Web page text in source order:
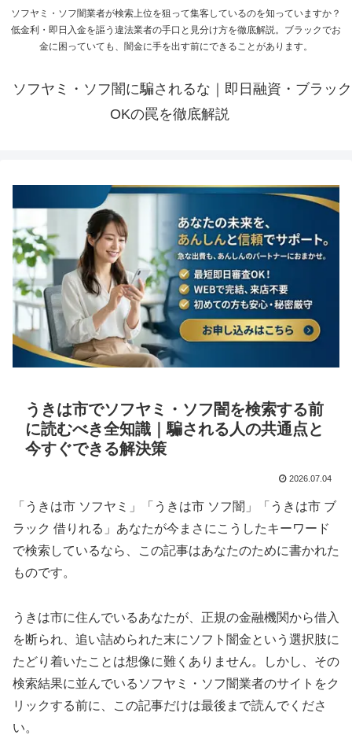
ソフヤミ・ソフ闇業者が検索上位を狙って集客しているのを知っていますか？
低金利・即日入金を謳う違法業者の手口と見分け方を徹底解説。ブラックでお
金に困っていても、闇金に手を出す前にできることがあります。
ソフヤミ・ソフ闇に騙されるな｜即日融資・ブラック
OKの罠を徹底解説
うきは市でソフヤミ・ソフ闇を検索する前
に読むべき全知識｜騙される人の共通点と
今すぐできる解決策
2026.07.04
「うきは市 ソフヤミ」「うきは市 ソフ闇」「うきは市 ブ
ラック 借りれる」あなたが今まさにこうしたキーワード
で検索しているなら、この記事はあなたのために書かれた
ものです。
うきは市に住んでいるあなたが、正規の金融機関から借入
を断られ、追い詰められた末にソフト闇金という選択肢に
たどり着いたことは想像に難くありません。しかし、その
検索結果に並んでいるソフヤミ・ソフ闇業者のサイトをク
リックする前に、この記事だけは最後まで読んでくださ
い。